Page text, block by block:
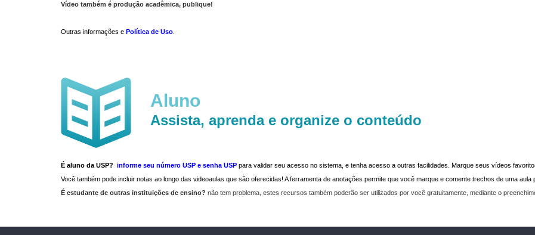
Vídeo também é produção acadêmica, publique!
Outras informações e Política de Uso
Aluno
Assista, aprenda e organize o conteúdo
É aluno da USP? informe seu número USP e senha USP para validar seu acesso no sistema, e tenha acesso a outras facilidades. Marque seus vídeos
Você também pode incluir notas ao longo das videoaulas que são oferecidas! A ferramenta de anotações permite que você marque e comente trechos de uma
É estudante de outras instituições de ensino? não tem problema, estes recursos também poderão ser utilizados por você gratuitamente, mediante o